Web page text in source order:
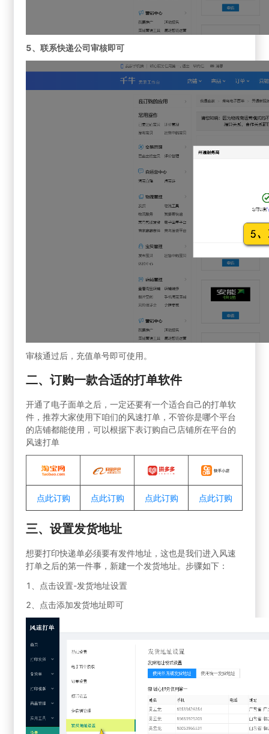
5、联系快递公司审核即可
审核通过后，充值单号即可使用。
二、订购一款合适的打单软件
开通了电子面单之后，一定还要有一个适合自己的打单软
件，推荐大家使用下咱们的风速打单，不管你是哪个平台
的店铺都能使用，可以根据下表订购自己店铺所在平台的
风速打单
点此订购 点此订购 点此订购 点此订购
三、设置发货地址
想要打印快递单必须要有发件地址，这也是我们进入风速
打单之后的第一件事，新建一个发货地址。步骤如下：
1、点击设置-发货地址设置
2、点击添加发货地址即可